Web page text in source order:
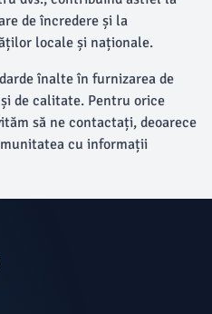
de încredere și la
locale și naționale.
înalte în furnizarea de
de calitate. Pentru orice
să ne contactați, deoarece
cu informații